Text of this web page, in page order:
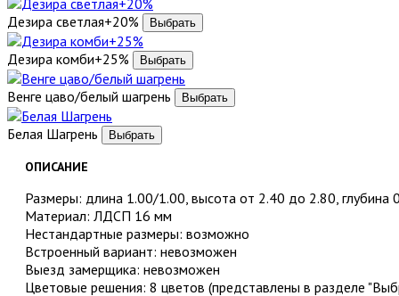
Дезира светлая+20%
Дезира комби+25%
Венге цаво/белый шагрень
Белая Шагрень
ОПИСАНИЕ
Размеры: длина 1.00/1.00, высота от 2.40 до 2.80, глубина
Материал: ЛДСП 16 мм
Нестандартные размеры: возможно
Встроенный вариант: невозможен
Выезд замерщика: невозможен
Цветовые решения: 8 цветов (представлены в разделе